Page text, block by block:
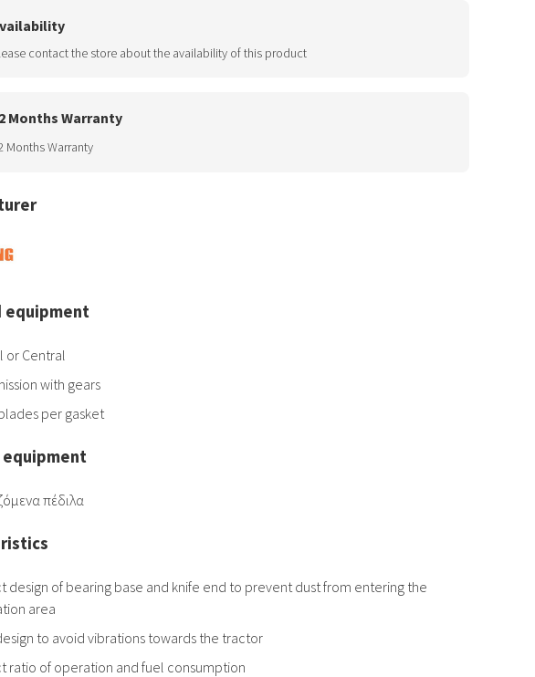
contact the store about the availability of this product
Months Warranty
Months Warranty
equipment
or Central
with gears
per gasket
πέδιλα
design of bearing base and knife end to prevent dust from entering the
area
to avoid vibrations towards the tractor
ratio of operation and fuel consumption